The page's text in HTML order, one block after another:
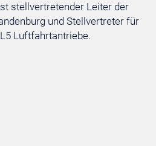
stellvertretender Leiter der
und Stellvertreter für
Luftfahrtantriebe.